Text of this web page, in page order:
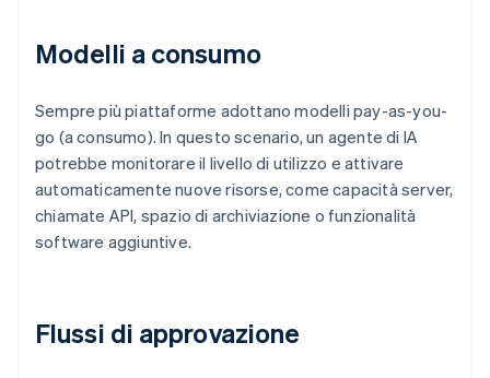
Modelli a consumo
Sempre più piattaforme adottano modelli pay-as-you-
go (a consumo). In questo scenario, un agente di IA
potrebbe monitorare il livello di utilizzo e attivare
automaticamente nuove risorse, come capacità server,
chiamate API, spazio di archiviazione o funzionalità
software aggiuntive.
Flussi di approvazione